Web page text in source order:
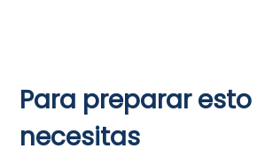
Para preparar esto
necesitas